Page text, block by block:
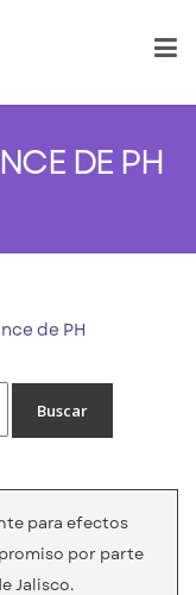
DE PH
de PH
para efectos
por parte
Jalisco.